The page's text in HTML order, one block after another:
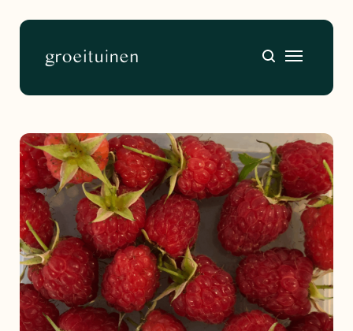
About